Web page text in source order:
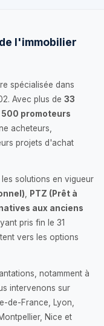
l'immobilier
spécialisée dans
Avec plus de 33
500 promoteurs
acheteurs,
projets d'achat
solutions en vigueur
PTZ (Prêt à
aux anciens
pris fin le 31
vers les options
notamment à
intervenons sur
de-France, Lyon,
Nice et